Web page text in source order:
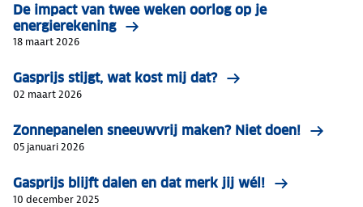
De impact van twee weken oorlog op je
energierekening
18 maart 2026
Gasprijs stijgt, wat kost mij dat?
02 maart 2026
Zonnepanelen sneeuwvrij maken? Niet doen!
05 januari 2026
Gasprijs blijft dalen en dat merk jij wél!
10 december 2025